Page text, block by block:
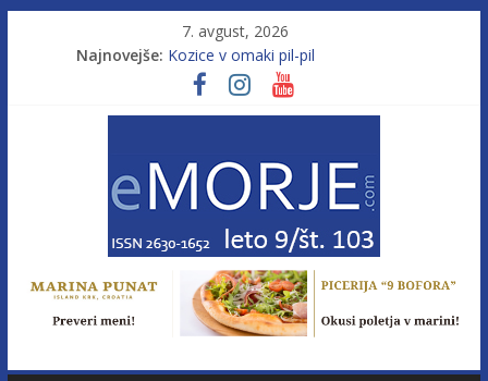
7. avgust, 2026
Najnovejše: Kozice v omaki pil-pil
Leto 9, št. 103; Licenca brez morja
Od morja do gorja 11